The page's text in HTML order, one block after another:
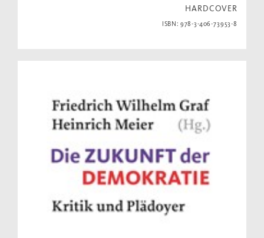
HARDCOVER
ISBN: 978-3-406-73953-8